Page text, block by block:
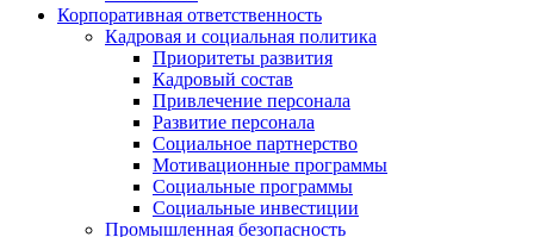
Корпоративная ответственность
Кадровая и социальная политика
Приоритеты развития
Кадровый состав
Привлечение персонала
Развитие персонала
Социальное партнерство
Мотивационные программы
Социальные программы
Социальные инвестиции
Промышленная безопасность